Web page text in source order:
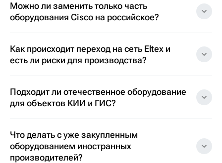
Можно ли заменить только часть
оборудования Cisco на российское?
Как происходит переход на сеть Eltex и
есть ли риски для производства?
Подходит ли отечественное оборудование
для объектов КИИ и ГИС?
Что делать с уже закупленным
оборудованием иностранных
производителей?